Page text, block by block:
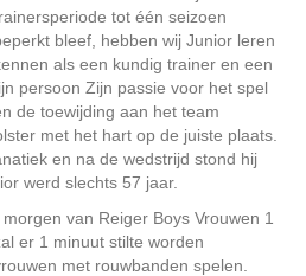
tot één seizoen
bleef, hebben wij Junior leren
als een kundig trainer en een
persoon Zijn passie voor het spel
de toewijding aan het team
met het hart op de juiste plaats.
en na de wedstrijd stond hij
werd slechts 57 jaar.
van Reiger Boys Vrouwen 1
er 1 minuut stilte worden
met rouwbanden spelen.